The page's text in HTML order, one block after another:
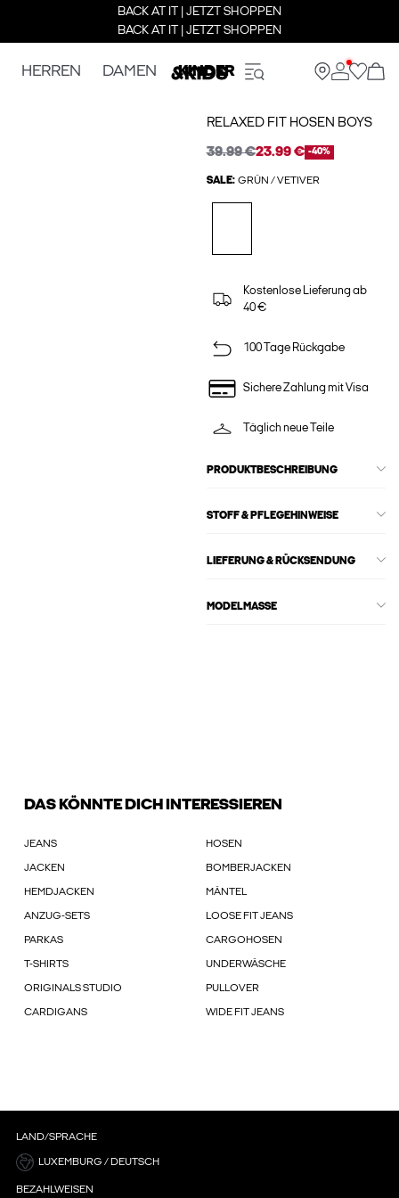
BACK AT IT | JETZT SHOPPEN
BACK AT IT | JETZT SHOPPEN
HERREN DAMEN KINDER
RELAXED FIT HOSEN BOYS
39.99 €23.99 € -40%
SALE: GRÜN / VETIVER
Kostenlose Lieferung ab
40 €
100 Tage Rückgabe
Sichere Zahlung mit Visa
Täglich neue Teile
PRODUKTBESCHREIBUNG
STOFF & PFLEGEHINWEISE
LIEFERUNG & RÜCKSENDUNG
MODELMASSE
DAS KÖNNTE DICH INTERESSIEREN
JEANS HOSEN
JACKEN BOMBERJACKEN
HEMDJACKEN MÄNTEL
ANZUG-SETS LOOSE FIT JEANS
PARKAS CARGOHOSEN
T-SHIRTS UNDERWÄSCHE
ORIGINALS STUDIO PULLOVER
CARDIGANS WIDE FIT JEANS
LAND/SPRACHE
LUXEMBURG / DEUTSCH
BEZAHLWEISEN